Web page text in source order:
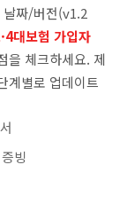
날짜/버전(v1.2
대보험 가입자
을 체크하세요. 제
계별로 업데이트
빙